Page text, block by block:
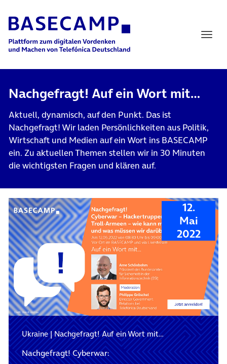
Main Navigation
Nachgefragt! Auf ein Wort mit…
Aktuell, dynamisch, auf den Punkt. Das ist
Nachgefragt! Wir laden Persönlichkeiten aus Politik,
Wirtschaft und Medien auf ein Wort ins BASECAMP
ein. Zu aktuellen Themen stellen wir in 30 Minuten
die wichtigsten Fragen und klären auf.
12.
Mai
2022
Ukraine|Nachgefragt! Auf ein Wort mit…
Nachgefragt! Cyberwar: